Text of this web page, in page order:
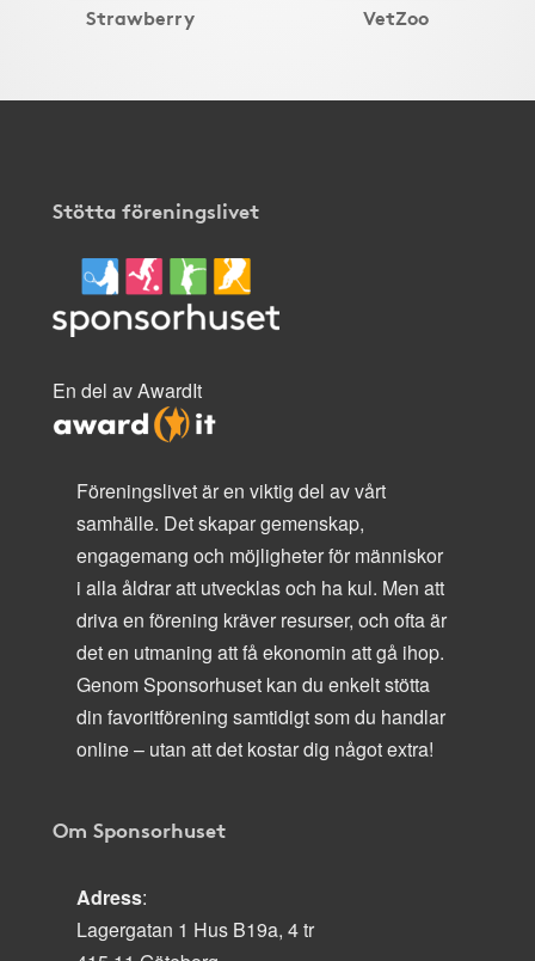
Strawberry VetZoo
Stötta föreningslivet
En del av AwardIt
Föreningslivet är en viktig del av vårt
samhälle. Det skapar gemenskap,
engagemang och möjligheter för människor
i alla åldrar att utvecklas och ha kul. Men att
driva en förening kräver resurser, och ofta är
det en utmaning att få ekonomin att gå ihop.
Genom Sponsorhuset kan du enkelt stötta
din favoritförening samtidigt som du handlar
online – utan att det kostar dig något extra!
Om Sponsorhuset
Adress:
Lagergatan 1 Hus B19a, 4 tr